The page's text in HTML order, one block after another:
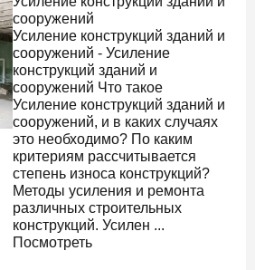
сооружений
Усиление конструкций зданий и
сооружений - Усиление
конструкций зданий и
сооружений Что такое
Усиление конструкций зданий и
сооружений, и в каких случаях
это необходимо? По каким
критериям рассчитывается
степень износа конструкций?
Методы усиления и ремонта
различных строительных
конструкций. Усилен ...
Посмотреть